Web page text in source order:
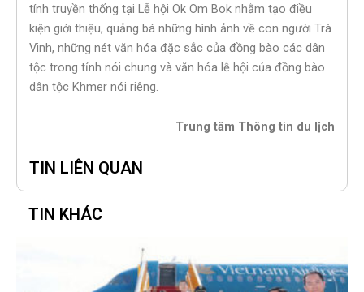
tính truyền thống tại Lễ hội Ok Om Bok nhằm tạo điều
kiện giới thiệu, quảng bá những hình ảnh về con người Trà
Vinh, những nét văn hóa đặc sắc của đồng bào các dân
tộc trong tỉnh nói chung và văn hóa lễ hội của đồng bào
dân tộc Khmer nói riêng.
Trung tâm Thông tin du lịch
TIN LIÊN QUAN
TIN KHÁC